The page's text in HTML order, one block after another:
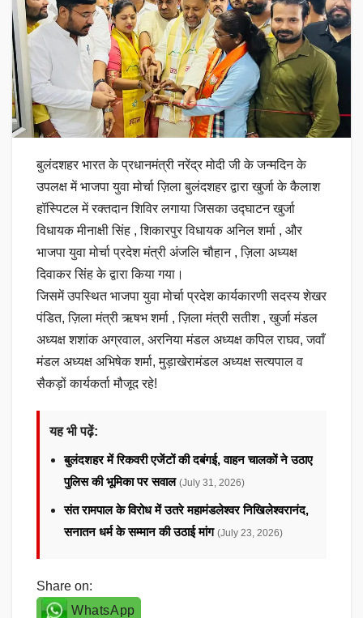
बुलंदशहर भारत के प्रधानमंत्री नरेंद्र मोदी जी के जन्मदिन के
उपलक्ष में भाजपा युवा मोर्चा ज़िला बुलंदशहर द्वारा खुर्जा के कैलाश
हॉस्पिटल में रक्तदान शिविर लगाया जिसका उद्घाटन खुर्जा
विधायक मीनाक्षी सिंह , शिकारपुर विधायक अनिल शर्मा , और
भाजपा युवा मोर्चा प्रदेश मंत्री अंजलि चौहान , ज़िला अध्यक्ष
दिवाकर सिंह के द्वारा किया गया।
जिसमें उपस्थित भाजपा युवा मोर्चा प्रदेश कार्यकारणी सदस्य शेखर
पंडित, ज़िला मंत्री ऋषभ शर्मा , ज़िला मंत्री सतीश , खुर्जा मंडल
अध्यक्ष शशांक अग्रवाल, अरनिया मंडल अध्यक्ष कपिल राघव, जवाँ
मंडल अध्यक्ष अभिषेक शर्मा, मुड़ाखेरामंडल अध्यक्ष सत्यपाल व
सैकड़ों कार्यकर्ता मौजूद रहे!
यह भी पढ़ें:
बुलंदशहर में रिकवरी एजेंटों की दबंगई, वाहन चालकों ने उठाए
पुलिस की भूमिका पर सवाल (July 31, 2026)
संत रामपाल के विरोध में उतरे महामंडलेश्वर निखिलेश्वरानंद,
सनातन धर्म के सम्मान की उठाई मांग (July 23, 2026)
Share on:
WhatsApp